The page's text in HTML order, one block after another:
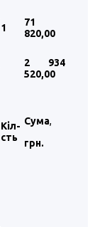
1
71
820,00
2 934
520,00
Кіл-
сть
Сума,
грн.